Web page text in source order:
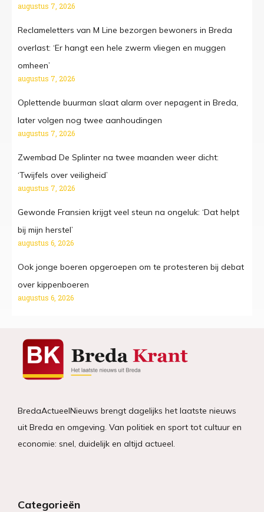
augustus 7, 2026
Reclameletters van M Line bezorgen bewoners in Breda
overlast: ‘Er hangt een hele zwerm vliegen en muggen
omheen’
augustus 7, 2026
Oplettende buurman slaat alarm over nepagent in Breda,
later volgen nog twee aanhoudingen
augustus 7, 2026
Zwembad De Splinter na twee maanden weer dicht:
‘Twijfels over veiligheid’
augustus 7, 2026
Gewonde Fransien krijgt veel steun na ongeluk: ‘Dat helpt
bij mijn herstel’
augustus 6, 2026
Ook jonge boeren opgeroepen om te protesteren bij debat
over kippenboeren
augustus 6, 2026
BredaActueelNieuws brengt dagelijks het laatste nieuws
uit Breda en omgeving. Van politiek en sport tot cultuur en
economie: snel, duidelijk en altijd actueel.
Categorieën